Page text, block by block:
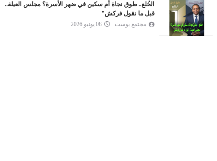
الخُلع.. طوق نجاة أم سكين في ضهر الأسرة؟ مجلس العيلة..
قبل ما نقول فركش"
مجتمع بوست 08 يونيو 2026